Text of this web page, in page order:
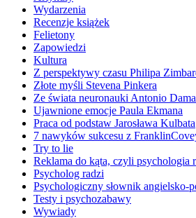
Wydarzenia
Recenzje książek
Felietony
Zapowiedzi
Kultura
Z perspektywy czasu Philipa
Złote myśli Stevena Pinkera
Ze świata neuronauki Antonio
Ujawnione emocje Paula Ekmana
Praca od podstaw Jarosława Kulbata
7 nawyków sukcesu z
Try to lie
Reklama do kąta, czyli psychologia
Psycholog radzi
Psychologiczny słownik angielsko-
Testy i psychozabawy
Wywiady